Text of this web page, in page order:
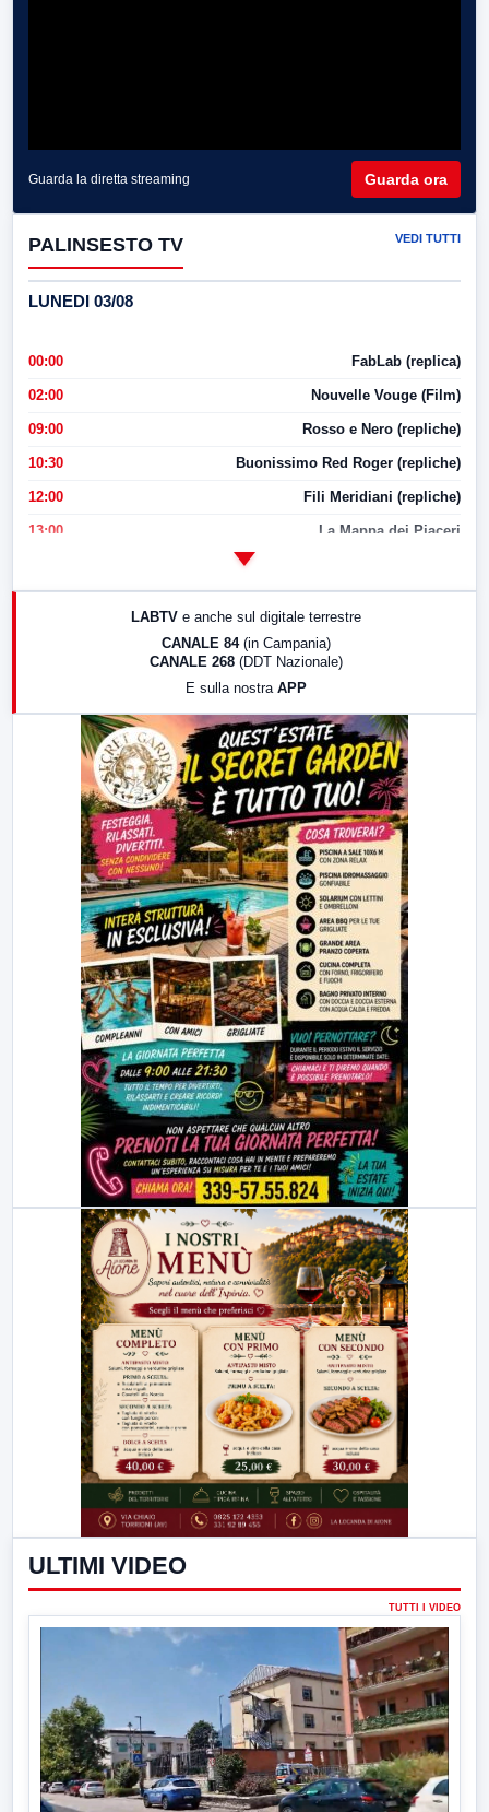
Guarda la diretta streaming Guarda ora
PALINSESTO TV VEDI TUTTI
LUNEDI 03/08
00:00 FabLab (replica)
02:00 Nouvelle Vouge (Film)
09:00 Rosso e Nero (repliche)
10:30 Buonissimo Red Roger (repliche)
12:00 Fili Meridiani (repliche)
13:00 La Mappa dei Piaceri
LabNews (replica)
LABTV e anche sul digitale terrestre
CANALE 84 (in Campania)
CANALE 268 (DDT Nazionale)
E sulla nostra APP
ULTIMI VIDEO
TUTTI I VIDEO